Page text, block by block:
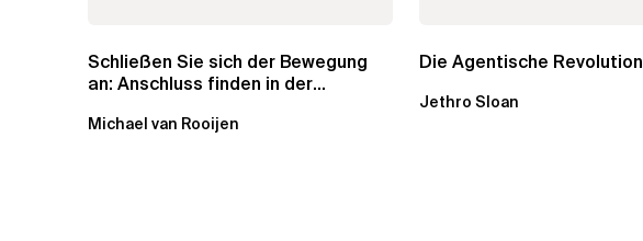
Schließen Sie sich der Bewegung
an: Anschluss finden in der
Michael van Rooijen
Die Agentische Revolution
Jethro Sloan